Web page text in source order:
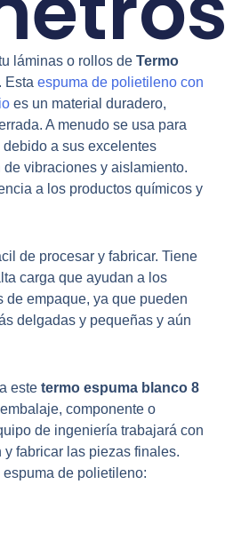
láminas o rollos de Termo
Esta espuma de polietileno con
es un material duradero,
A menudo se usa para
a sus excelentes
vibraciones y aislamiento.
a los productos químicos y
de procesar y fabricar. Tiene
carga que ayudan a los
de empaque, ya que pueden
delgadas y pequeñas y aún
este termo espuma blanco 8
componente o
de ingeniería trabajará con
fabricar las piezas finales.
de polietileno: